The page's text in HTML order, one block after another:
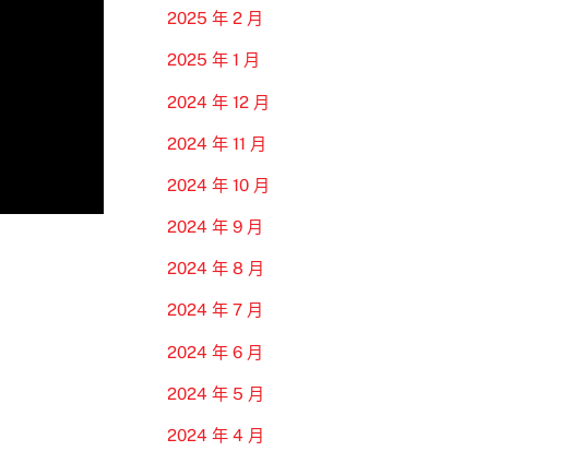
2025 年 2 月
2025 年 1 月
2024 年 12 月
2024 年 11 月
2024 年 10 月
2024 年 9 月
2024 年 8 月
2024 年 7 月
2024 年 6 月
2024 年 5 月
2024 年 4 月